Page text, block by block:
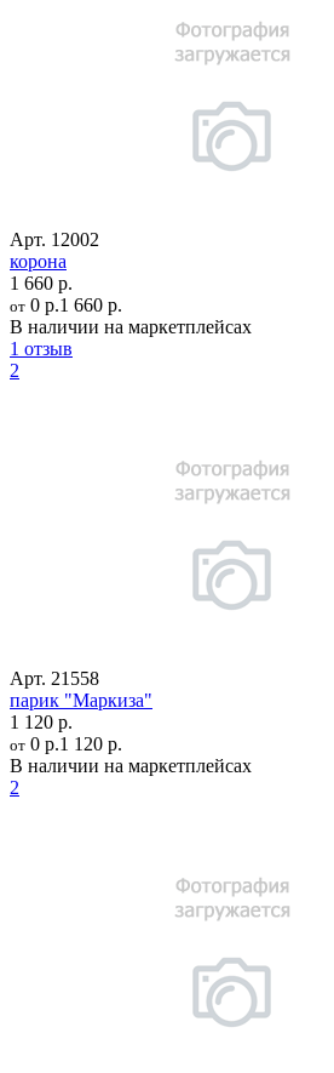
Арт. 12002
корона
1 660 р.
от 0 р.1 660 р.
В наличии на маркетплейсах
1 отзыв
2
Арт. 21558
парик "Маркиза"
1 120 р.
от 0 р.1 120 р.
В наличии на маркетплейсах
2